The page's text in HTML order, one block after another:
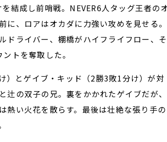
結成し前哨戦。NEVER6人タッグ王者の
に、ロアはオカダに力強い攻めを見せる。
ドライバー、棚橋がハイフライフロー、そ
トを奪取した。
とゲイブ・キッド（2勝3敗1分け）が対
辻の双子の兄。裏をかかれたゲイブだが、
熱い火花を散らす。最後は壮絶な張り手の